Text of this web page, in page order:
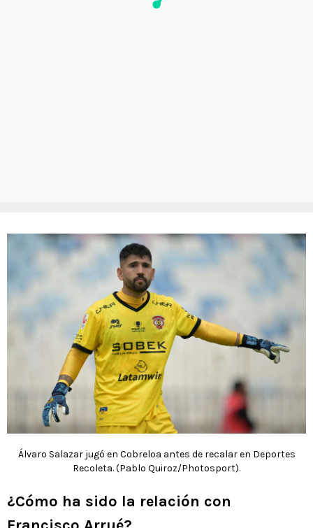
Álvaro Salazar jugó en Cobreloa antes de recalar en Deportes
Recoleta. (Pablo Quiroz/Photosport).
¿Cómo ha sido la relación con